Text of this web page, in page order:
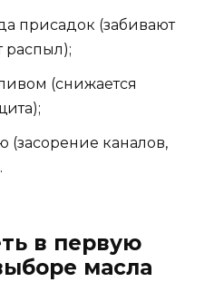
присадок (забивают
распыл);
(снижается
(засорение каналов,
в первую
масла